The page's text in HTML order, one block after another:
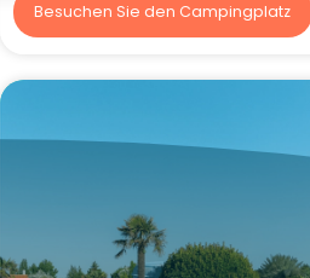
Besuchen Sie den Campingplatz